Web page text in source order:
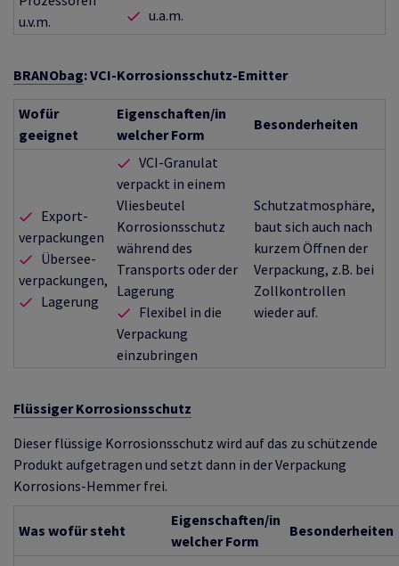
u.v.m.
u.a.m.
BRANObag: VCI-Korrosionsschutz-Emitter
Wofür
geeignet
Eigenschaften/in
welcher Form
Besonderheiten
Export-
verpackungen
Übersee-
verpackungen,
Lagerung
VCI-Granulat
verpackt in einem
Vliesbeutel
Korrosionsschutz
während des
Transports oder der
Lagerung
Flexibel in die
Verpackung
einzubringen
Schutzatmosphäre,
baut sich auch nach
kurzem Öffnen der
Verpackung, z.B. bei
Zollkontrollen
wieder auf.
Flüssiger Korrosionsschutz
Dieser flüssige Korrosionsschutz wird auf das zu schützende
Produkt aufgetragen und setzt dann in der Verpackung
Korrosions-Hemmer frei.
Was wofür steht
Eigenschaften/in
welcher Form
Besonderheiten